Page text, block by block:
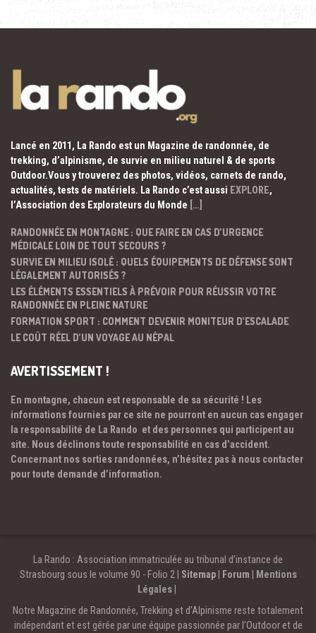
Lancé en 2011, La Rando est un Magazine de randonnée, de
trekking, d’alpinisme, de survie en milieu naturel & de sports
Outdoor.Vous y trouverez des photos, vidéos, carnets de rando,
actualités, tests de matériels. La Rando c’est aussi EXPLORE,
l’Association des Explorateurs du Monde […]
RANDONNÉE EN MONTAGNE : QUE FAIRE EN CAS D’URGENCE
MÉDICALE LOIN DE TOUT SECOURS ?
SURVIE EN MILIEU ISOLÉ : QUELS ÉQUIPEMENTS DE DÉFENSE SONT
LÉGALEMENT AUTORISÉS ?
LES ÉLÉMENTS ESSENTIELS À PRÉVOIR POUR RÉUSSIR VOTRE
RANDONNÉE EN PLEINE NATURE
FORMATION SPORT : COMMENT DEVENIR MONITEUR D’ESCALADE
LE COÛT RÉEL D’UN VOYAGE AU NÉPAL
AVERTISSEMENT !
En montagne, chacun est responsable de sa sécurité ! Les
informations fournies par ce site ne pourront en aucun cas engager
la responsabilité de La Rando et des personnes qui participent au
site. Nous déclinons toute responsabilité en cas d’accident.
Concernant nos sorties randonnées, n’hésitez pas à nous contacter
pour toute demande d’information.
La Rando : Association immatriculée au tribunal d’instance de
Strasbourg sous le volume 90 - Folio 2 | Sitemap| Forum
Mentions
Légales
Notre Magazine de Randonnée, Trekking et d'Alpinisme reste totalement
indépendant et est gérée par une équipe passionnée par l’Outdoor et de